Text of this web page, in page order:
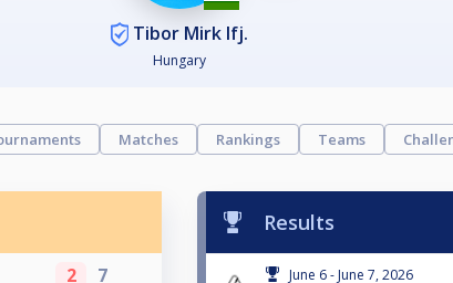
Tibor Mirk Ifj.
Hungary
Matches Rankings Teams
2 7
Results
June 6 - June 7, 2026